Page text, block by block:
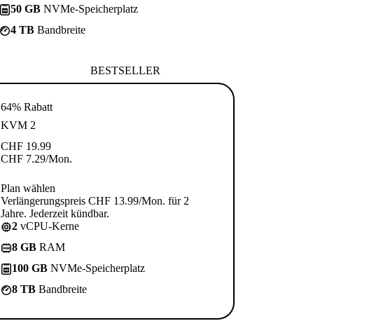
50 GB NVMe-Speicherplatz
4 TB Bandbreite
BESTSELLER
64% Rabatt
KVM 2
CHF 19.99
CHF 7.29/Mon.
Plan wählen
Verlängerungspreis CHF 13.99/Mon. für 2
Jahre. Jederzeit kündbar.
2 vCPU-Kerne
8 GB RAM
100 GB NVMe-Speicherplatz
8 TB Bandbreite